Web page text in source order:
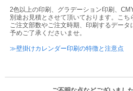
2色以上の印刷、グラデーション印刷、
別途お見積とさせて頂いております。こち
ご注文部数やご注文時期、印刷するデータ
予めご了承くださいませ。
≫壁掛けカレンダー印刷の特徴と注意点